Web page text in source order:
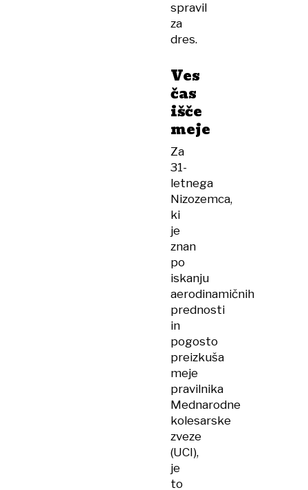
spravil
za
dres.
Ves
čas
išče
meje
Za
31-
letnega
Nizozemca,
ki
je
znan
po
iskanju
aerodinamičnih
prednosti
in
pogosto
preizkuša
meje
pravilnika
Mednarodne
kolesarske
zveze
(UCI),
je
to